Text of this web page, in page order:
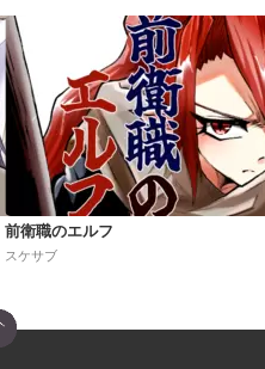
前衛職のエルフ
スケサブ